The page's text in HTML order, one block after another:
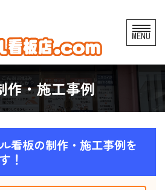
MENU
作・施工事例
看板の制作・施工事例を
！